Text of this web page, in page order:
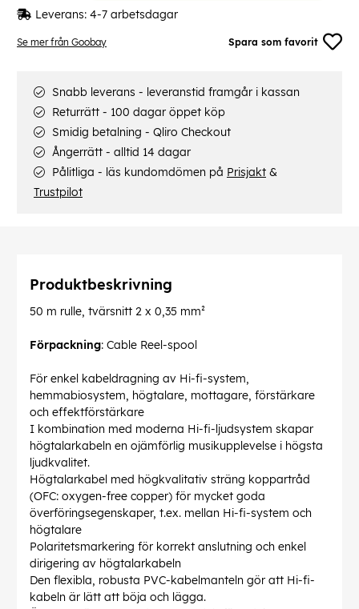
Se mer från Goobay Spara som favorit
Leverans: 4-7 arbetsdagar
Snabb leverans - leveranstid framgår i kassan
Returrätt - 100 dagar öppet köp
Smidig betalning - Qliro Checkout
Ångerrätt - alltid 14 dagar
Pålitliga - läs kundomdömen på Prisjakt &
Trustpilot
Produktbeskrivning
50 m rulle, tvärsnitt 2 x 0,35 mm²
Förpackning: Cable Reel-spool
För enkel kabeldragning av Hi-fi-system,
hemmabiosystem, högtalare, mottagare, förstärkare
och effektförstärkare
I kombination med moderna Hi-fi-ljudsystem skapar
högtalarkabeln en ojämförlig musikupplevelse i högsta
ljudkvalitet.
Högtalarkabel med högkvalitativ sträng koppartråd
(OFC: oxygen-free copper) för mycket goda
överföringsegenskaper, t.ex. mellan Hi-fi-system och
högtalare
Polaritetsmarkering för korrekt anslutning och enkel
dirigering av högtalarkabeln
Den flexibla, robusta PVC-kabelmanteln gör att Hi-fi-
kabeln är lätt att böja och lägga.